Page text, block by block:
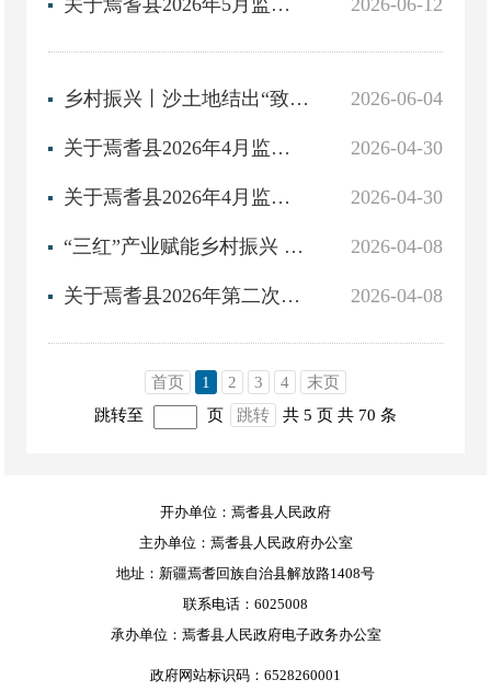
2026-06-12
关于焉耆县2026年5月监测户风险消除的公告
2026-06-04
乡村振兴丨沙土地结出“致富果”——焉耆县特色林果产业铺就乡村振兴路
2026-04-30
关于焉耆县2026年4月监测户纳入的公告
2026-04-30
关于焉耆县2026年4月监测户风险消除的公告
2026-04-08
“三红”产业赋能乡村振兴 共绘团结共富新图景
2026-04-08
关于焉耆县2026年第二次巩固拓展脱贫攻坚成果和乡村振兴储备库的审批意见
首页 1 2 3 4
末页
跳转至
页 跳转 共 5 页 共 70 条
开办单位：焉耆县人民政府
主办单位：焉耆县人民政府办公室
地址：新疆焉耆回族自治县解放路1408号
联系电话：6025008
承办单位：焉耆县人民政府电子政务办公室
政府网站标识码：6528260001